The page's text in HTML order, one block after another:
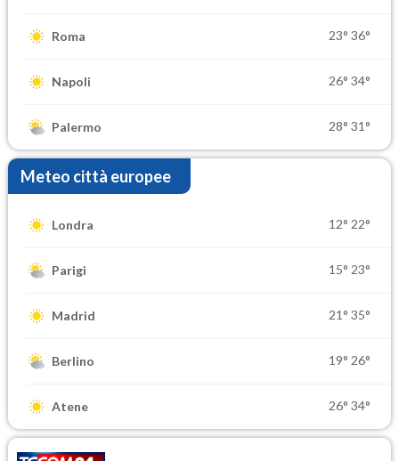
Roma 23° 36°
Napoli 26° 34°
Palermo 28° 31°
Meteo città europee
Londra 12° 22°
Parigi 15° 23°
Madrid 21° 35°
Berlino 19° 26°
Atene 26° 34°